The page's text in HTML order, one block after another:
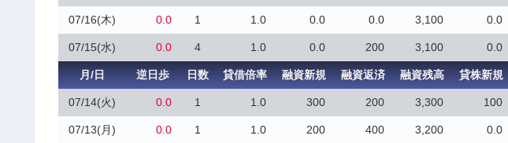
07/16(木) 0.0 1 1.0 0.0 0.0 3,100 0.0
07/15(水) 0.0 4 1.0 0.0 200 3,100 0.0
月/日 逆日歩 日数 貸借倍率 融資新規 融資返済 融資残高 貸株新規
07/14(火) 0.0 1 1.0 300 200 3,300 100
07/13(月) 0.0 1 1.0 200 400 3,200 0.0